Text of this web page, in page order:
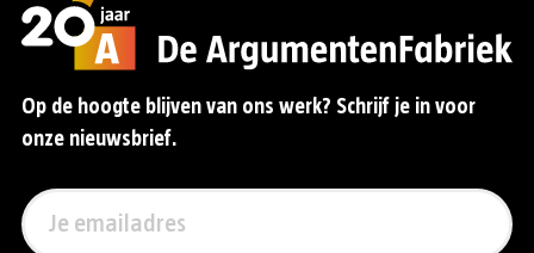
Op de hoogte blijven van ons werk? Schrijf je in voor
onze nieuwsbrief.